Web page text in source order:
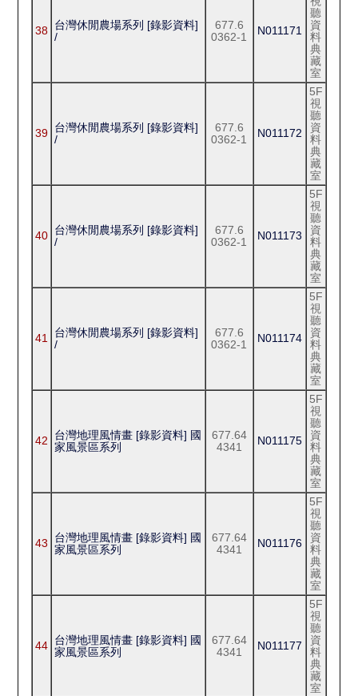
38 台灣休閒農場系列 [錄影資料]
/
677.6
0362-1
N011171
聽
資
料
典
藏
室
39 台灣休閒農場系列 [錄影資料]
/
677.6
0362-1
N011172
5F
視
聽
資
料
典
藏
室
40 台灣休閒農場系列 [錄影資料]
/
677.6
0362-1
N011173
5F
視
聽
資
料
典
藏
室
41
台灣休閒農場系列 [錄影資料]
/
677.6
0362-1
N011174
5F
視
聽
資
料
典
藏
室
42
台灣地理風情畫 [錄影資料] 國
家風景區系列
677.64
4341
N011175
5F
視
聽
資
料
典
藏
室
43
台灣地理風情畫 [錄影資料] 國
家風景區系列
677.64
4341
N011176
5F
視
聽
資
料
典
藏
室
44 台灣地理風情畫 [錄影資料] 國
家風景區系列
677.64
4341
N011177
5F
視
聽
資
料
典
藏
室